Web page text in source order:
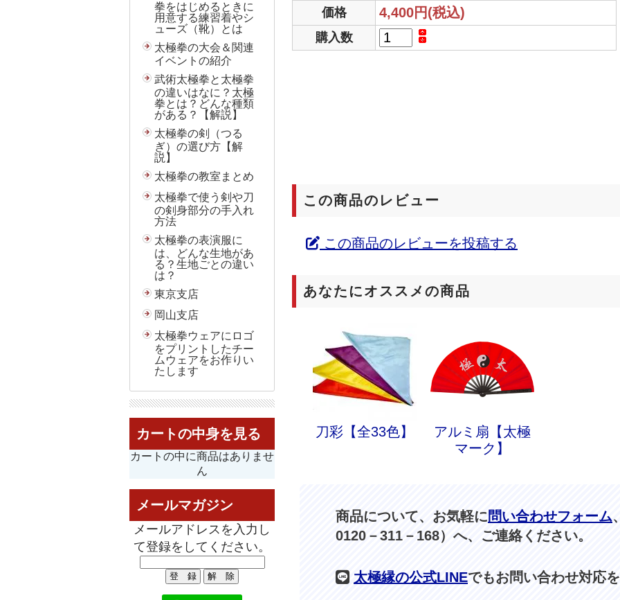
拳をはじめるときに
用意する練習着やシ
ューズ（靴）とは
太極拳の大会＆関連
イベントの紹介
武術太極拳と太極拳
の違いはなに？太極
拳とは？どんな種類
がある？【解説】
太極拳の剣（つる
ぎ）の選び方【解
説】
太極拳の教室まとめ
太極拳で使う剣や刀
の剣身部分の手入れ
方法
太極拳の表演服に
は、どんな生地があ
る？生地ごとの違い
は？
東京支店
岡山支店
太極拳ウェアにロゴ
をプリントしたチー
ムウェアをお作りい
たします
カートの中身を見る
カートの中に商品はありませ
ん
メールマガジン
メールアドレスを入力し
て登録をしてください。
価格 4,400円(税込)
購入数
この商品のレビュー
この商品のレビューを投稿する
あなたにオススメの商品
刀彩【全33色】
アルミ扇【太極
マーク】
商品について、お気軽に問い合わせフォーム
0120－311－168）へ、ご連絡ください。
太極縁の公式LINEでもお問い合わせ対応